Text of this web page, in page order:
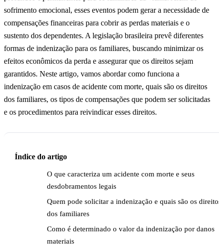
sofrimento emocional, esses eventos podem gerar a necessidade de
compensações financeiras para cobrir as perdas materiais e o
sustento dos dependentes. A legislação brasileira prevê diferentes
formas de indenização para os familiares, buscando minimizar os
efeitos econômicos da perda e assegurar que os direitos sejam
garantidos. Neste artigo, vamos abordar como funciona a
indenização em casos de acidente com morte, quais são os direitos
dos familiares, os tipos de compensações que podem ser solicitadas
e os procedimentos para reivindicar esses direitos.
Índice do artigo
O que caracteriza um acidente com morte e seus
desdobramentos legais
Quem pode solicitar a indenização e quais são os
dos familiares
Como é determinado o valor da indenização por danos
materiais